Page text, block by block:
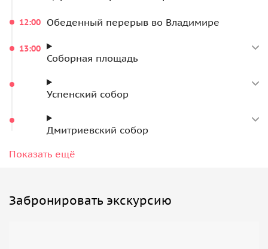
12:00 Обеденный перерыв во Владимире
13:00
Соборная площадь
Успенский собор
Дмитриевский собор
Георгиевская улица
Золотые ворота
Показать ещё
Забронировать экскурсию